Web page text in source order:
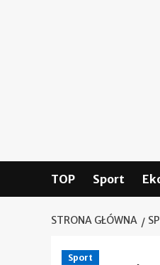
TOP Sport
STRONA GŁÓWNA
Sport